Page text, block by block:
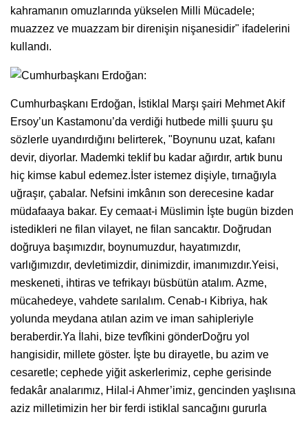
kahramanın omuzlarında yükselen Milli Mücadele;
muazzez ve muazzam bir direnişin nişanesidir" ifadelerini
kullandı.
Cumhurbaşkanı Erdoğan, İstiklal Marşı şairi Mehmet Akif
Ersoy’un Kastamonu’da verdiği hutbede milli şuuru şu
sözlerle uyandırdığını belirterek, "Boynunu uzat, kafanı
devir, diyorlar. Mademki teklif bu kadar ağırdır, artık bunu
hiç kimse kabul edemez.İster istemez dişiyle, tırnağıyla
uğraşır, çabalar. Nefsini imkânın son derecesine kadar
müdafaaya bakar. Ey cemaat-i Müslimin İşte bugün bizden
istedikleri ne filan vilayet, ne filan sancaktır. Doğrudan
doğruya başımızdır, boynumuzdur, hayatımızdır,
varlığımızdır, devletimizdir, dinimizdir, imanımızdır.Yeisi,
meskeneti, ihtiras ve tefrikayı büsbütün atalım. Azme,
mücahedeye, vahdete sarılalım. Cenab-ı Kibriya, hak
yolunda meydana atılan azim ve iman sahipleriyle
beraberdir.Ya İlahi, bize tevfîkini gönderDoğru yol
hangisidir, millete göster. İşte bu dirayetle, bu azim ve
cesaretle; cephede yiğit askerlerimiz, cephe gerisinde
fedakâr analarımız, Hilal-i Ahmer’imiz, gencinden yaşlısına
aziz milletimizin her bir ferdi istiklal sancağını gururla